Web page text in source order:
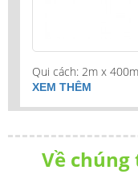
Qui cách: 2m x
XEM THÊM
Về chúng